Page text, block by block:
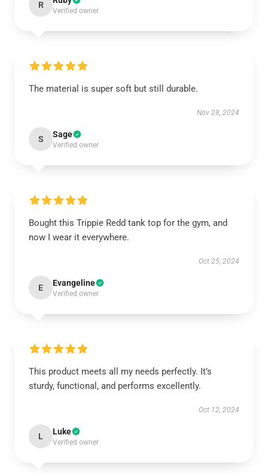
R
Verified owner
The material is super soft but still durable.
Nov 28, 2024
S Sage
Verified owner
Bought this Trippie Redd tank top for the gym, and
now I wear it everywhere.
Oct 25, 2024
E Evangeline
Verified owner
This product meets all my needs perfectly. It’s
sturdy, functional, and performs excellently.
Oct 12, 2024
L Luke
Verified owner